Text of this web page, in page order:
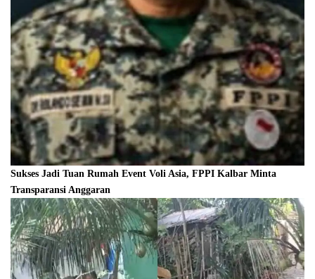
Sukses Jadi Tuan Rumah Event Voli Asia, FPPI Kalbar Minta
Transparansi Anggaran